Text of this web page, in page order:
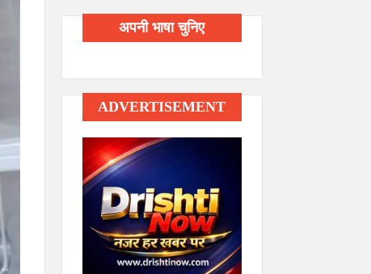
अपनी भाषा चुनिए
ADVERTISEMENT